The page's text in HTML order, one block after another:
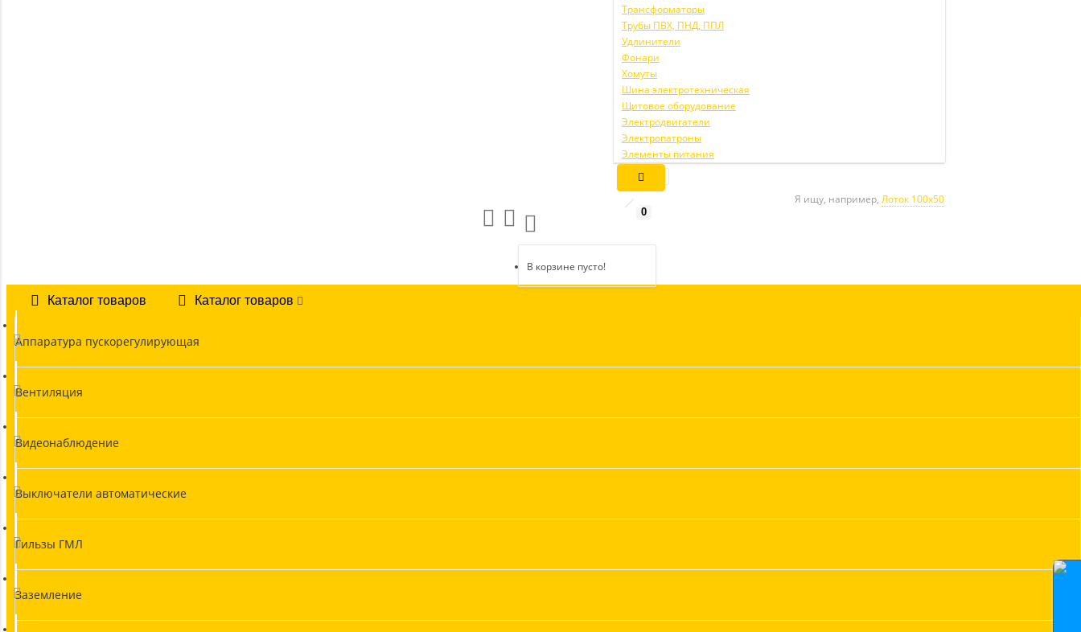
Трансформаторы
Трубы ПВХ, ПНД, ППЛ
Удлинители
Фонари
Хомуты
Шина электротехническая
Щитовое оборудование
Электродвигатели
Электропатроны
Элементы питания
Я ищу, например, Лоток 100х50
0
В корзине пусто!
Каталог товаров Каталог товаров
Аппаратура пускорегулирующая
Вентиляция
Видеонаблюдение
Выключатели автоматические
Гильзы ГМЛ
Заземление